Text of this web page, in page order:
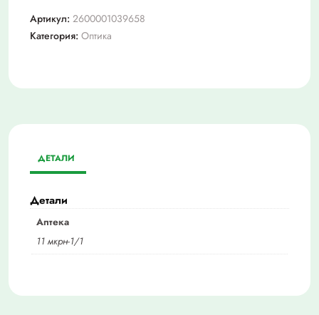
sunshine2156
Артикул: 2600001039658
Категория: Оптика
ДЕТАЛИ
Детали
Аптека
11 мкрн-1/1